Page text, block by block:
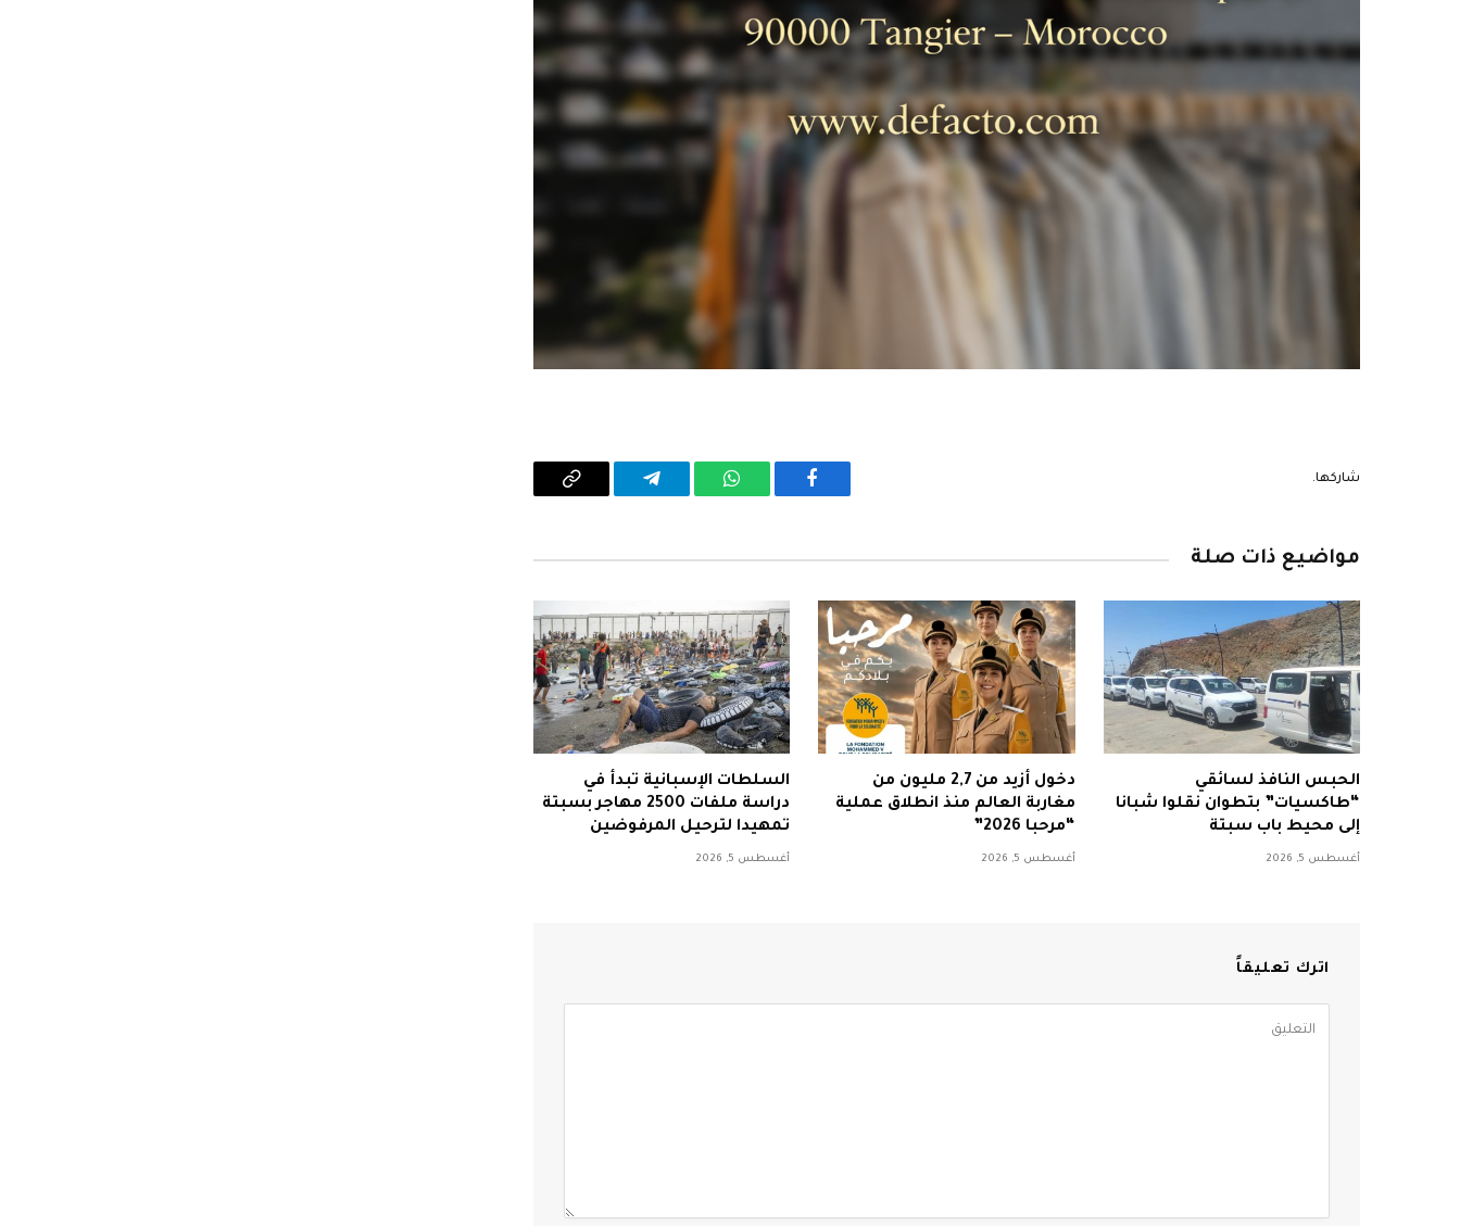
شاركها.
فيسبوك واتساب تيلقرام
Copy
مواضيع ذات صلة
الحبس النافذ لسائقي
“طاكسيات” بتطوان نقلوا شبانا
إلى محيط باب سبتة
أغسطس 5, 2026
دخول أزيد من 2,7 مليون من
مغاربة العالم منذ انطلاق عملية
“مرحبا 2026”
أغسطس 5, 2026
السلطات الإسبانية تبدأ في
دراسة ملفات 2500 مهاجر بسبتة
تمهيدا لترحيل المرفوضين
أغسطس 5, 2026
اترك تعليقاً